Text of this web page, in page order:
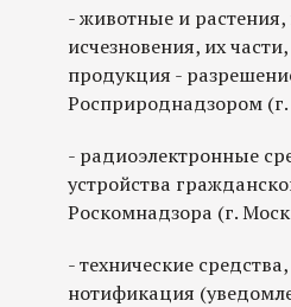
- животные и
исчезновения, их
продукция -
Росприроднадзором (г.
- радиоэлектронные
устройства
Роскомнадзора (г.
- технические
нотификация